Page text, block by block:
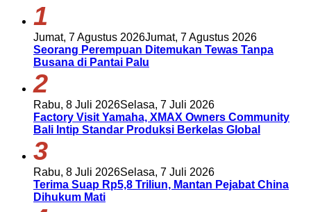
1
Jumat, 7 Agustus 2026Jumat, 7 Agustus 2026
Seorang Perempuan Ditemukan Tewas Tanpa
Busana di Pantai Palu
2
Rabu, 8 Juli 2026Selasa, 7 Juli 2026
Factory Visit Yamaha, XMAX Owners Community
Bali Intip Standar Produksi Berkelas Global
3
Rabu, 8 Juli 2026Selasa, 7 Juli 2026
Terima Suap Rp5,8 Triliun, Mantan Pejabat China
Dihukum Mati